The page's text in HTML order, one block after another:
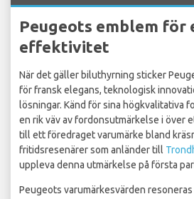
Peugeots emblem för
effektivitet
När det gäller biluthyrning sticker
för fransk elegans, teknologisk
lösningar. Känd för sina högkvalitativa
en rik väv av fordonsutmärkelse i över
till ett föredraget varumärke bland
fritidsresenärer som anländer till
uppleva denna utmärkelse på första
Peugeots varumärkesvärden